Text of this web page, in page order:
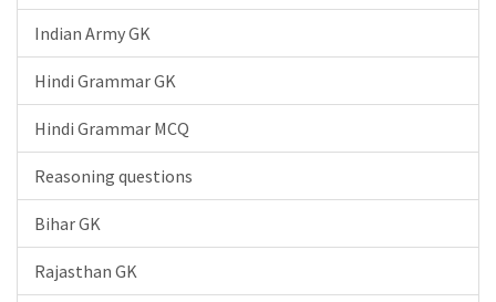
Indian Army GK
Hindi Grammar GK
Hindi Grammar MCQ
Reasoning questions
Bihar GK
Rajasthan GK